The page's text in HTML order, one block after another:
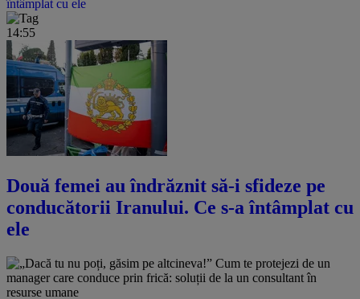
întâmplat cu ele
14:55
Două femei au îndrăznit să-i sfideze pe
conducătorii Iranului. Ce s-a întâmplat cu
ele